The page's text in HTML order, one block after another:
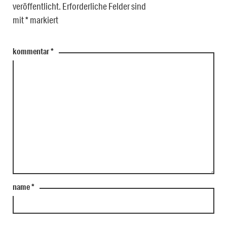
veröffentlicht. Erforderliche Felder sind
mit*markiert
kommentar*
name*